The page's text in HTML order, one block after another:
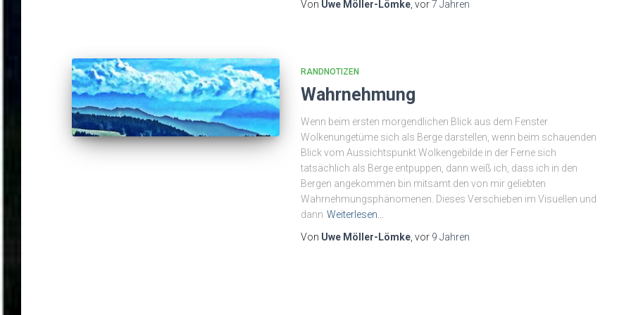
Von Uwe Möller-Lömke , vor7 Jahren
RANDNOTIZEN
Wahrnehmung
Wenn beim ersten morgendlichen Blick aus dem Fenster
Wolkenungetüme sich als Berge darstellen, wenn beim schauenden
Blick vom Aussichtspunkt Wolkengebilde in der Ferne sich
tatsächlich als Berge entpuppen, dann weiß ich, dass ich in den
Bergen angekommen bin mitsamt den von mir geliebten
Wahrnehmungsphänomenen. Dieses Verschieben im Visuellen und
dann Weiterlesen…
Von Uwe Möller-Lömke , vor 9 Jahren